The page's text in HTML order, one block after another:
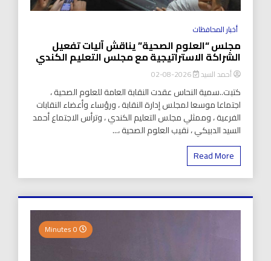
أخبار المحافظات
مجلس “العلوم الصحية” يناقش آليات تفعيل
الشراكة الاستراتيجية مع مجلس التعليم الكندي
أحمد السيد 2026-08-02
كتبت..سمية النحاس عقدت النقابة العامة للعلوم الصحية ،
اجتماعا موسعا لمجلس إدارة النقابة ، ورؤساء وأعضاء النقابات
الفرعية ، وممثلي مجلس التعليم الكندي ، وترأس الاجتماع أحمد
السيد الدبيكي ، نقيب العلوم الصحية ،...
Read More